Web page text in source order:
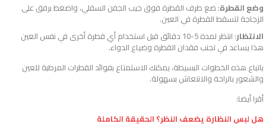
وضع القطرة: ضع طرف القطرة فوق جيب الجفن السفلي، واضغط برفق على
الزجاجة لتسقط القطرة في العين.
الانتظار
: انتظر لمدة 5-10 دقائق قبل استخدام أي قطرة أخرى في نفس العين
هذا يساعد في تجنب فقدان القطرة وضياع الدواء.
باتباع هذه الخطوات البسيطة، يمكنك الاستمتاع بفوائد القطرات المرطبة للعين
والشعور بالراحة والانتعاش بسهولة.
أقرا أيضا:
هل لبس النظارة يضعف النظر؟ الحقيقة الكاملة